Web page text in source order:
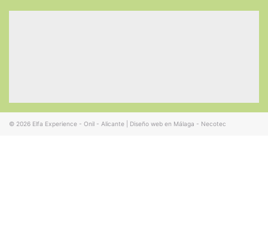
© 2026 Elfa Experience - Onil - Alicante Diseño web en Málaga - Necotec